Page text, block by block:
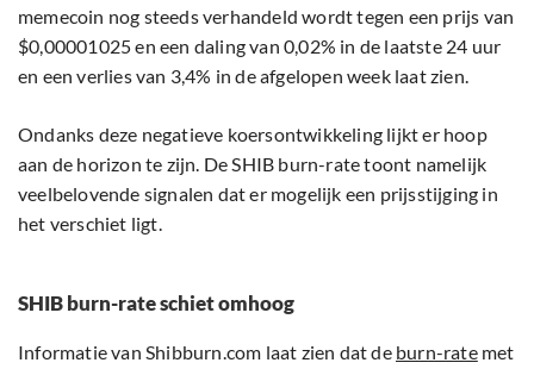
memecoin nog steeds verhandeld wordt tegen een prijs van
$0,00001025 en een daling van 0,02% in de laatste 24 uur
en een verlies van 3,4% in de afgelopen week laat zien.
Ondanks deze negatieve koersontwikkeling lijkt er hoop
aan de horizon te zijn. De SHIB burn-rate toont namelijk
veelbelovende signalen dat er mogelijk een prijsstijging in
het verschiet ligt.
SHIB burn-rate schiet omhoog
Informatie van Shibburn.com laat zien dat de burn-ratemet